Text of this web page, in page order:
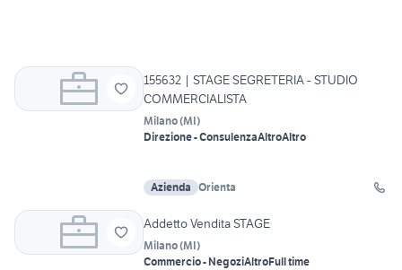
155632 | STAGE SEGRETERIA - STUDIO
COMMERCIALISTA
Milano(MI)
Direzione - ConsulenzaAltroAltro
Azienda Orienta
Addetto Vendita STAGE
Milano(MI)
Commercio - NegoziAltroFull time